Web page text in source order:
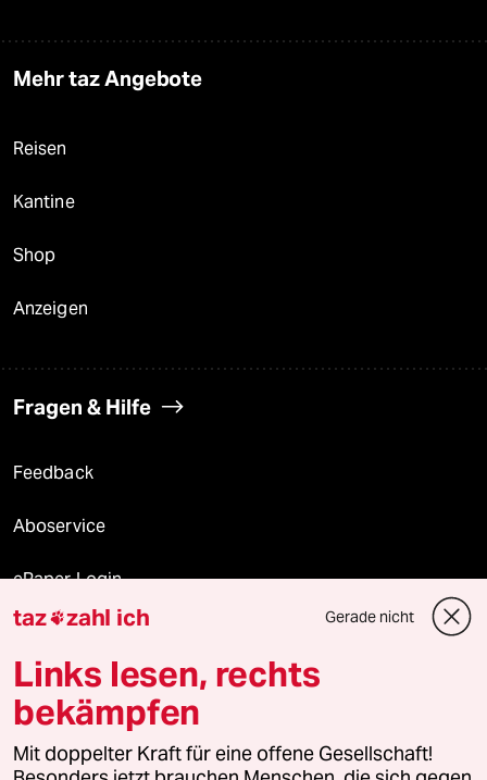
Mehr taz Angebote
Reisen
Kantine
Shop
Anzeigen
Fragen & Hilfe
Feedback
Aboservice
ePaper Login
Downloads für Abonnierende
© 2026 taz Verlags und Vertriebs GmbH
Alle Rechte vorbehalten. Bei rechtlichen Fragen oder für Genehmigungen
wenden Sie sich bitte an
lizenzen@taz.de
taz zahl ich Gerade nicht
Links lesen, rechts
bekämpfen
Mit doppelter Kraft für eine offene Gesellschaft!